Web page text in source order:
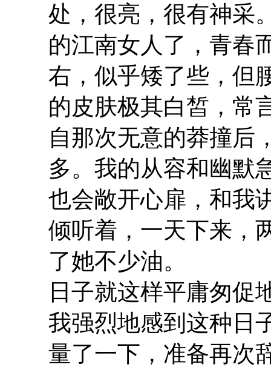
处，很亮，很有神采
的江南女人了，青春
右，似乎矮了些，但
的皮肤极其白皙，常
自那次无意的莽撞后
多。我的从容和幽默
也会敞开心扉，和我
倾听着，一天下来，
了她不少油。
日子就这样平庸匆促
我强烈地感到这种日
量了一下，准备再次